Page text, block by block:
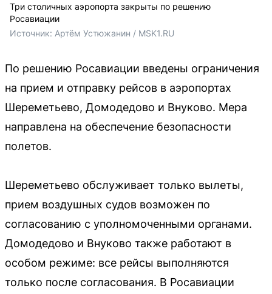
Три столичных аэропорта закрыты по решению
Росавиации
Источник: Артём Устюжанин / MSK1.RU
По решению Росавиации введены ограничения
на прием и отправку рейсов в аэропортах
Шереметьево, Домодедово и Внуково. Мера
направлена на обеспечение безопасности
полетов.
Шереметьево обслуживает только вылеты,
прием воздушных судов возможен по
согласованию с уполномоченными органами.
Домодедово и Внуково также работают в
особом режиме: все рейсы выполняются
только после согласования. В Росавиации